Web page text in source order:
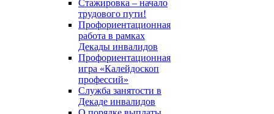
Стажировка – начало
трудового пути!
Профориентационная
работа в рамках
Декады инвалидов
Профориентационная
игра «Калейдоскоп
профессий»
Служба занятости в
Декаде инвалидов